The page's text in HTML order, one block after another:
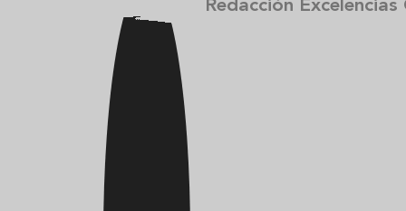
Redacción